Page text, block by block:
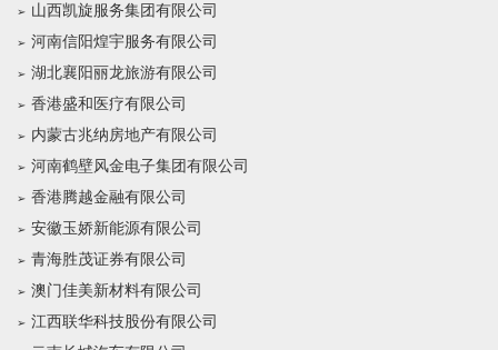
山西凯旋服务集团有限公司
河南信阳煌宇服务有限公司
湖北襄阳丽龙旅游有限公司
香港盛和医疗有限公司
内蒙古兆纳房地产有限公司
河南鹤壁风金电子集团有限公司
香港腾越金融有限公司
安徽玉娇新能源有限公司
青海胜茂证券有限公司
澳门佳美新材料有限公司
江西联华科技股份有限公司